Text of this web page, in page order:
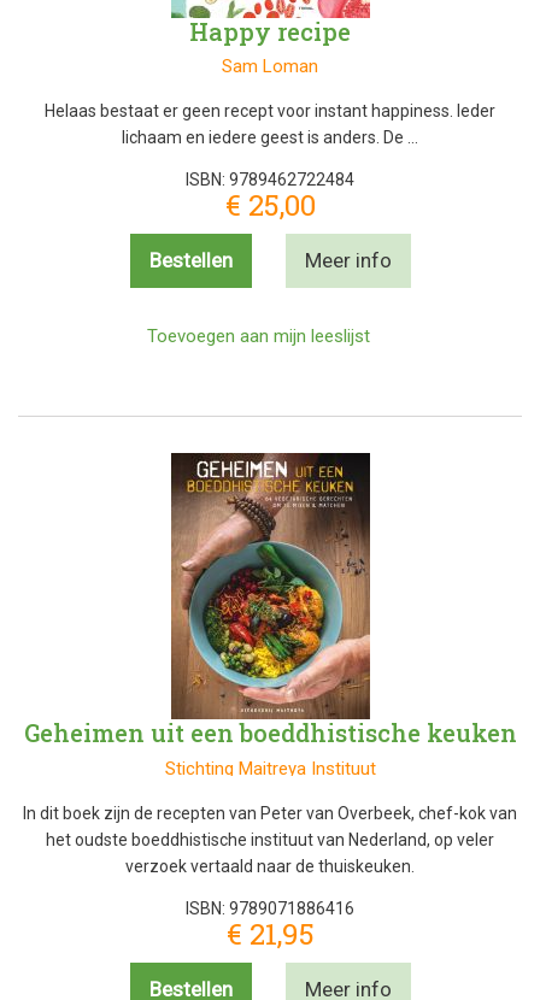
Happy recipe
Sam Loman
Helaas bestaat er geen recept voor instant happiness. Ieder
lichaam en iedere geest is anders. De …
ISBN: 9789462722484
€ 25,00
Bestellen Meer info
Toevoegen aan mijn leeslijst
Geheimen uit een boeddhistische keuken
Stichting Maitreya Instituut
In dit boek zijn de recepten van Peter van Overbeek, chef-kok van
het oudste boeddhistische instituut van Nederland, op veler
verzoek vertaald naar de thuiskeuken.
ISBN: 9789071886416
€ 21,95
Bestellen Meer info